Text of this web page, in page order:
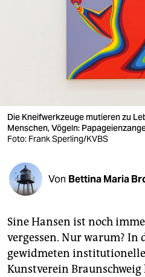
veranstaltungen
shop
unterstützen
epaper login
Die Kneifwerkzeuge mutieren zu
Menschen, Vögeln:
Foto: Frank Sperling/KVBS
Von Bettina Maria
Sine Hansen ist noch
vergessen. Nur warum? In
gewidmeten
Kunstverein